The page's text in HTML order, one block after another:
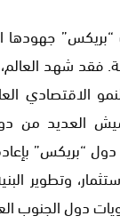
جهودها
فقد شهد
الاقتصادي
العديد من
دول “بريكس”
وتطوير
دول الجنوب